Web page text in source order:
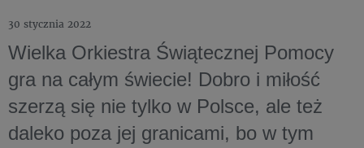
30 stycznia 2022
Wielka Orkiestra Świątecznej Pomocy
gra na całym świecie! Dobro i miłość
szerzą się nie tylko w Polsce, ale też
daleko poza jej granicami, bo w tym